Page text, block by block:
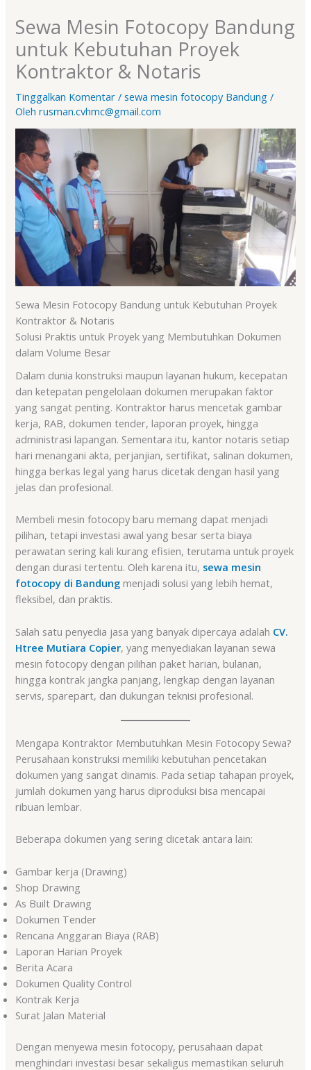
Sewa Mesin Fotocopy Bandung
untuk Kebutuhan Proyek
Kontraktor & Notaris
Tinggalkan Komentar /sewa mesin fotocopy Bandung /
Olehrusman.cvhmc@gmail.com
Sewa Mesin Fotocopy Bandung untuk Kebutuhan Proyek
Kontraktor & Notaris
Solusi Praktis untuk Proyek yang Membutuhkan Dokumen
dalam Volume Besar
Dalam dunia konstruksi maupun layanan hukum, kecepatan
dan ketepatan pengelolaan dokumen merupakan faktor
yang sangat penting. Kontraktor harus mencetak gambar
kerja, RAB, dokumen tender, laporan proyek, hingga
administrasi lapangan. Sementara itu, kantor notaris setiap
hari menangani akta, perjanjian, sertifikat, salinan dokumen,
hingga berkas legal yang harus dicetak dengan hasil yang
jelas dan profesional.
Membeli mesin fotocopy baru memang dapat menjadi
pilihan, tetapi investasi awal yang besar serta biaya
perawatan sering kali kurang efisien, terutama untuk proyek
dengan durasi tertentu. Oleh karena itu, sewa mesin
fotocopy di Bandung menjadi solusi yang lebih hemat,
fleksibel, dan praktis.
Salah satu penyedia jasa yang banyak dipercaya adalah CV.
Htree Mutiara Copier, yang menyediakan layanan sewa
mesin fotocopy dengan pilihan paket harian, bulanan,
hingga kontrak jangka panjang, lengkap dengan layanan
servis, sparepart, dan dukungan teknisi profesional.
Mengapa Kontraktor Membutuhkan Mesin Fotocopy Sewa?
Perusahaan konstruksi memiliki kebutuhan pencetakan
dokumen yang sangat dinamis. Pada setiap tahapan proyek,
jumlah dokumen yang harus diproduksi bisa mencapai
ribuan lembar.
Beberapa dokumen yang sering dicetak antara lain:
Gambar kerja (Drawing)
Shop Drawing
As Built Drawing
Dokumen Tender
Rencana Anggaran Biaya (RAB)
Laporan Harian Proyek
Berita Acara
Dokumen Quality Control
Kontrak Kerja
Surat Jalan Material
Dengan menyewa mesin fotocopy, perusahaan dapat
menghindari investasi besar sekaligus memastikan seluruh